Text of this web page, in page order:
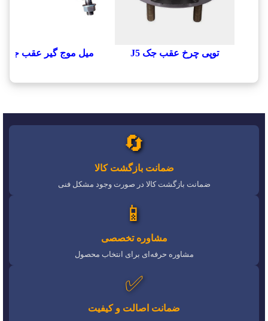
توپی چرخ عقب جک J5 ميل موج گير عقب جک J5
🔄
ضمانت بازگشت کالا
ضمانت بازگشت کالا در صورت وجود مشکل فنی
📱
مشاوره تخصصی
مشاوره حرفه‌ای برای انتخاب محصول
✅
ضمانت اصالت و کیفیت